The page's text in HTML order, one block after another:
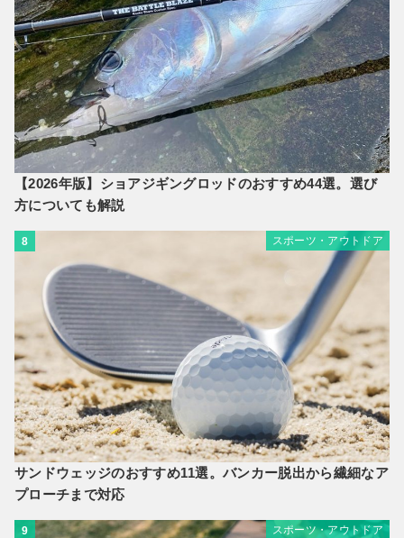
【2026年版】ショアジギングロッドのおすすめ44選。選び
方についても解説
8 スポーツ・アウトドア
サンドウェッジのおすすめ11選。バンカー脱出から繊細なア
プローチまで対応
9 スポーツ・アウトドア